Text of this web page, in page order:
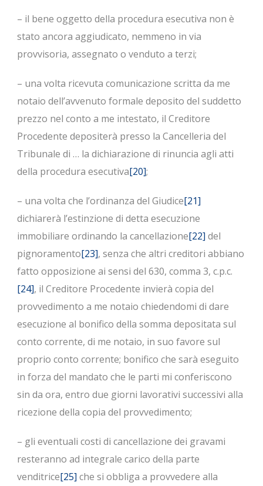
– il bene oggetto della procedura esecutiva non è
stato ancora aggiudicato, nemmeno in via
provvisoria, assegnato o venduto a terzi;
– una volta ricevuta comunicazione scritta da me
notaio dell’avvenuto formale deposito del suddetto
prezzo nel conto a me intestato, il Creditore
Procedente depositerà presso la Cancelleria del
Tribunale di … la dichiarazione di rinuncia agli atti
della procedura esecutiva[20];
– una volta che l’ordinanza del Giudice[21]
dichiarerà l’estinzione di detta esecuzione
immobiliare ordinando la cancellazione[22] del
pignoramento[23], senza che altri creditori abbiano
fatto opposizione ai sensi del 630, comma 3, c.p.c.
[24], il Creditore Procedente invierà copia del
provvedimento a me notaio chiedendomi di dare
esecuzione al bonifico della somma depositata sul
conto corrente, di me notaio, in suo favore sul
proprio conto corrente; bonifico che sarà eseguito
in forza del mandato che le parti mi conferiscono
sin da ora, entro due giorni lavorativi successivi alla
ricezione della copia del provvedimento;
– gli eventuali costi di cancellazione dei gravami
resteranno ad integrale carico della parte
venditrice[25] che si obbliga a provvedere alla